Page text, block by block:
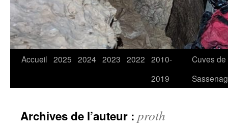
Accueil 2025 2024 2023 2022 2010-
2019
Cuves de
Archives de l’auteur : proth